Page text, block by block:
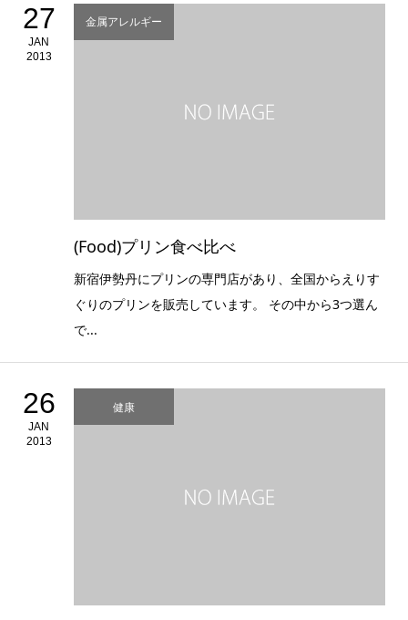
27
JAN
2013
金属アレルギー
(Food)プリン食べ比べ
新宿伊勢丹にプリンの専門店があり、全国からえりす
ぐりのプリンを販売しています。 その中から3つ選ん
で...
26
JAN
2013
健康